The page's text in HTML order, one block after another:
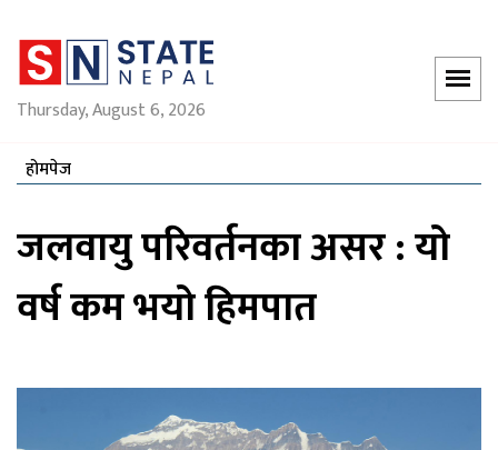
Thursday, August 6, 2026
होमपेज
जलवायु परिवर्तनका असर : यो
वर्ष कम भयो हिमपात